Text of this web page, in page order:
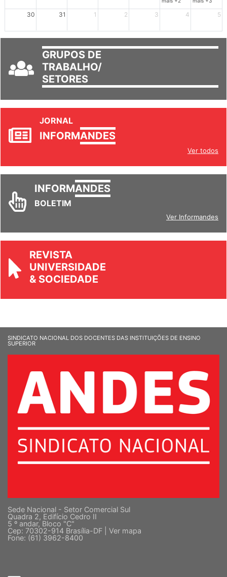
30 31 1 2 3 4 5
GRUPOS DE
TRABALHO/
SETORES
JORNAL
INFORMANDES
Ver todos
INFORMANDES
BOLETIM
Ver Informandes
REVISTA
UNIVERSIDADE
& SOCIEDADE
SINDICATO NACIONAL DOS DOCENTES DAS INSTITUIÇÕES DE ENSINO
SUPERIOR
Sede Nacional - Setor Comercial Sul
Quadra 2, Edifício Cedro II
5 º andar, Bloco "C"
Cep: 70302-914 Brasília-DF | Ver mapa
Fone: (61) 3962-8400